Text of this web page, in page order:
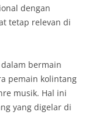
dengan
tetap relevan di
bermain
pemain kolintang
musik. Hal ini
yang digelar di